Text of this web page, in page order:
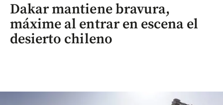
Dakar mantiene bravura,
máxime al entrar en escena el
desierto chileno